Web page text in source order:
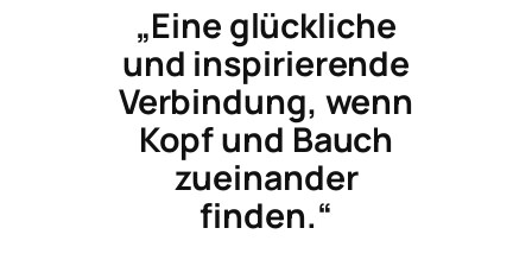
„Eine glückliche
und inspirierende
Verbindung, wenn
Kopf und Bauch
zueinander
finden.“